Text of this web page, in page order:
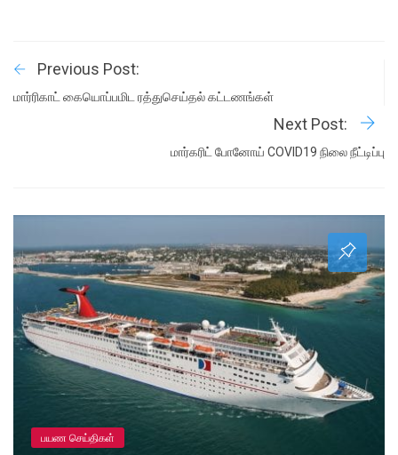
Previous Post:
மார்ரிகாட் கையொப்பமிட ரத்துசெய்தல் கட்டணங்கள்
Next Post:
மார்கரிட் போனோய் COVID19 நிலை நீட்டிப்பு
பயண செய்திகள்